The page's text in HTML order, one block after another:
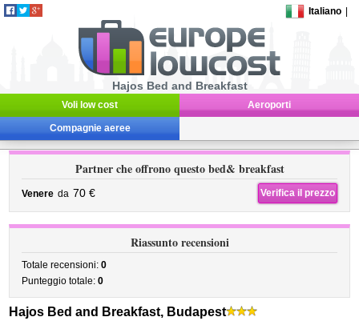
Italiano
Hajos Bed and Breakfast
Voli low cost Aeroporti
Compagnie aeree
Partner che offrono questo bed& breakfast
Venere da 70 € Verifica il prezzo
Riassunto recensioni
Totale recensioni:0
Punteggio totale:0
Hajos Bed and Breakfast, Budapest